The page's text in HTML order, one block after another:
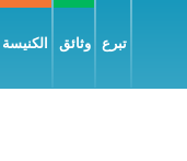
وثائق تبرع